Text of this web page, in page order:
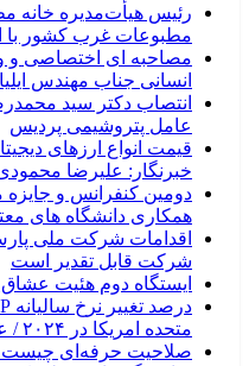
رئیس هیأت‌مدیره خانه
مطبوعات غرب کشور با
مصاحبه ای اختصاصی و
انسانی جناب مهندس
انتصاب دکتر سید
عامل پتروشیمی پردیس
خبرنگار: علیرضا
دومین کنفرانس و جایزه
همکاری دانشگاه های
اقدامات شرکت ملی
شرکت قابل تقدیر است
ایستگاه دوم هئیت
متحده امریکا در ۲۰۲۴ / علیرضا محمودی فرد
صلاحیت حرفه‌ای چیست